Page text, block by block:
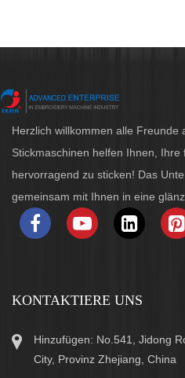
Herzlich willkommen alle Freunde
Stickmaschinen helfen Ihnen,
hervorragend zu sticken! Das
gemeinsam mit Ihnen in eine
KONTAKTIERE UNS
Hinzufügen: No.541, Jidong
City, Provinz Zhejiang, China